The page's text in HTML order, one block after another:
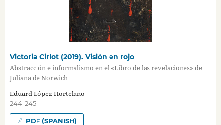
Victoria Cirlot (2019). Visión en rojo
Abstracción e informalismo en el «Libro de las revelaciones» de
Juliana de Norwich
Eduard López Hortelano
244-245
PDF (SPANISH)